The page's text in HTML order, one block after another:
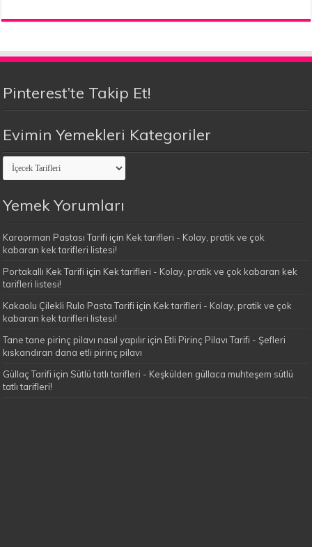
Pinterest’te Takip Et!
Evimin Yemekleri Kategoriler
Evimin
Yemekleri
Kategoriler
Yemek Yorumları
Karaorman Pastası Tarifi için Kek tarifleri - Kolay, pratik ve çok
kabaran kek tarifleri listesi!
Portakallı Kek Tarifi için Kek tarifleri - Kolay, pratik ve çok kabaran kek
tarifleri listesi!
Kakaolu Çilekli Rulo Pasta Tarifi için Kek tarifleri - Kolay, pratik ve çok
kabaran kek tarifleri listesi!
Tane tane pirinç pilavı nasıl yapılır için Etli Pirinç Pilavı Tarifi - Şefleri
kıskandıran dana etli pirinç pilavı
Güllaç Tarifi için Sütlü tatlı tarifleri - Keşkülden güllaca muhteşem sütlü
tatlı tarifleri!